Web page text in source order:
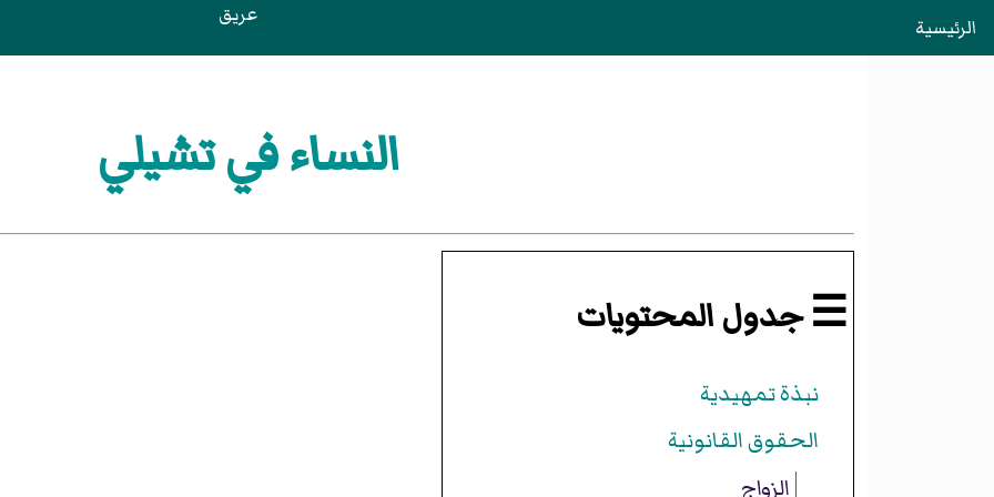
الرئيسية عريق
النساء في تشيلي
☰ جدول المحتويات
نبذة تمهيدية
الحقوق القانونية
الزواج